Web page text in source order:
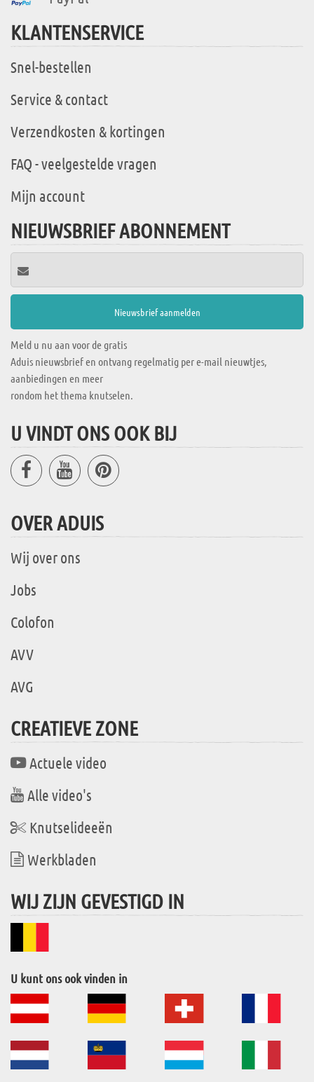
KLANTENSERVICE
Snel-bestellen
Service & contact
Verzendkosten & kortingen
FAQ - veelgestelde vragen
Mijn account
NIEUWSBRIEF ABONNEMENT
Meld u nu aan voor de gratis
Aduis nieuwsbrief en ontvang regelmatig per e-mail nieuwtjes,
aanbiedingen en meer
rondom het thema knutselen.
U VINDT ONS OOK BIJ
OVER ADUIS
Wij over ons
Jobs
Colofon
AVV
AVG
CREATIEVE ZONE
Actuele video
Alle video's
Knutselideeën
Werkbladen
WIJ ZIJN GEVESTIGD IN
U kunt ons ook vinden in